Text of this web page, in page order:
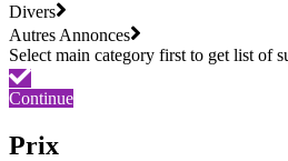
Divers
Autres Annonces
Continue
Prix